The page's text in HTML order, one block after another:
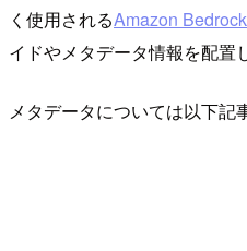
く使用されるAmazon Bedrock
イドやメタデータ情報を配置
メタデータについては以下記